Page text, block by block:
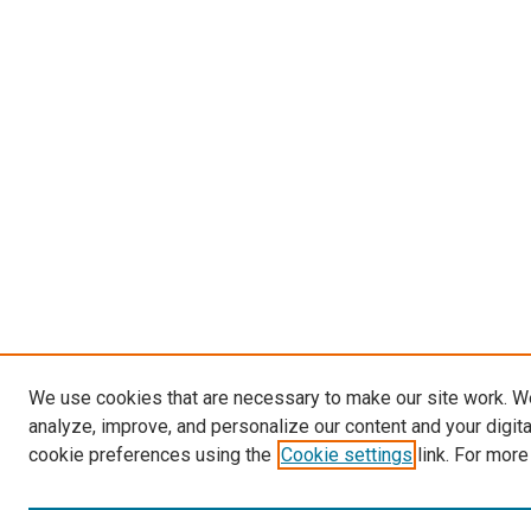
We use cookies that are necessary to make our site work.
analyze, improve, and personalize our content and your
cookie preferences using the Cookie settings link. For